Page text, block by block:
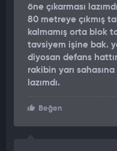
öne çıkarması
80 metreye çıkmış
kalmamış orta blok
tavsiyem işine bak.
diyosan defans
rakibin yarı
lazımdı.
Beğen